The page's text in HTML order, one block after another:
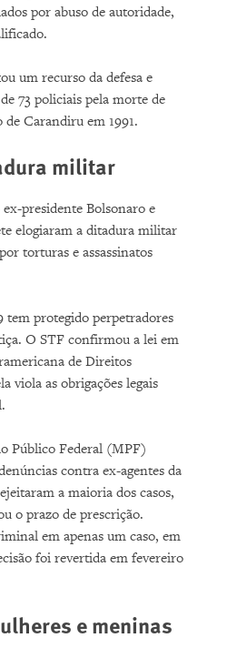
por abuso de autoridade,
um recurso da defesa e
73 policiais pela morte de
de Carandiru em 1991.
militar
presidente Bolsonaro e
elogiaram a ditadura militar
torturas e assassinatos
tem protegido perpetradores
O STF confirmou a lei em
de Direitos
viola as obrigações legais
Público Federal (MPF)
contra ex-agentes da
a maioria dos casos,
o prazo de prescrição.
em apenas um caso, em
foi revertida em fevereiro
e meninas